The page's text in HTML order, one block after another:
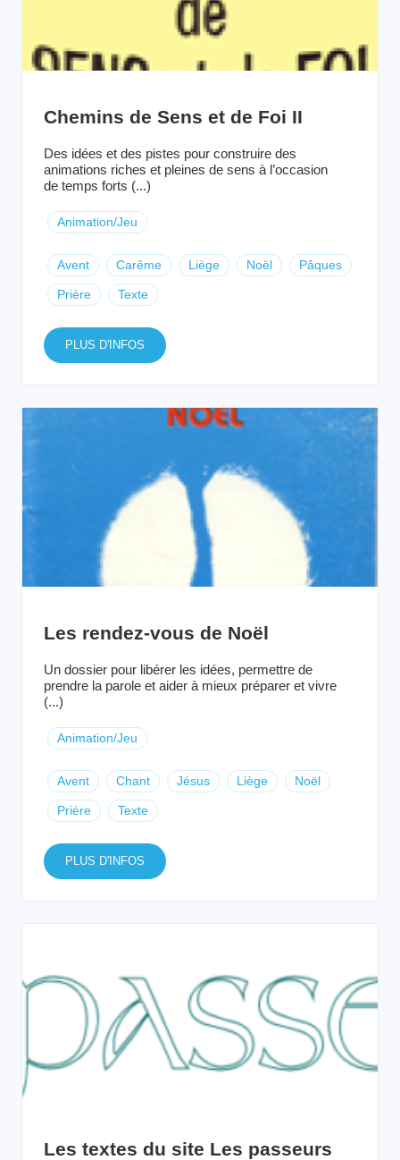
Chemins de Sens et de Foi II
Des idées et des pistes pour construire des
animations riches et pleines de sens à l’occasion
de temps forts (...)
Animation/Jeu
Avent Carême Liège Noël Pâques
Prière Texte
PLUS D'INFOS
Les rendez-vous de Noël
Un dossier pour libérer les idées, permettre de
prendre la parole et aider à mieux préparer et vivre
(...)
Animation/Jeu
Avent Chant Jésus Liège Noël
Prière Texte
PLUS D'INFOS
Les textes du site Les passeurs